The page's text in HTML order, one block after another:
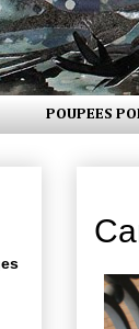
POUPEES